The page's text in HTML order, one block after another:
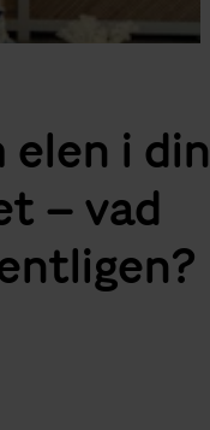
elen i din
– vad